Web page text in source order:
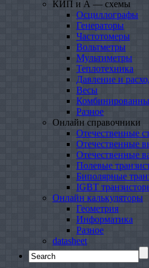
КИП и А — схемы
Осциллографы
Генераторы
Частотомеры
Вольтметры
Мультиметры
Теплотехника
Давление и
Весы
Разное
Онлайн справочники
Отечественные
Отечественные
Отечественные
Полевые
Биполярные
IGBT
Онлайн калькуляторы
Геометрия
Информатика
Разное
datasheet
Search
for: